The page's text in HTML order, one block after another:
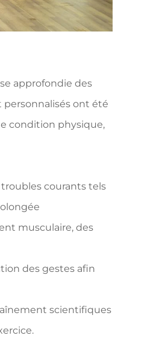
approfondie des
ont été
condition physique,
courants tels
musculaire, des
des gestes afin
scientifiques